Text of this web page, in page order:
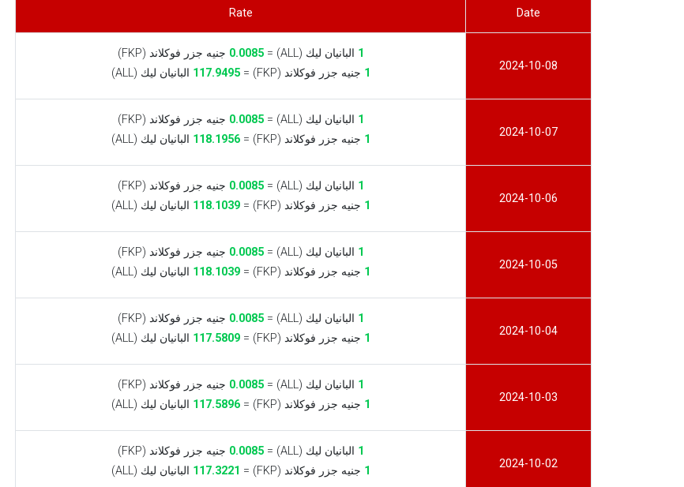
Date
Rate
2024-10-08
1 البانيان ليك (ALL) = 0.0085 جنيه جزر فوكلاند (FKP)
1 جنيه جزر فوكلاند (FKP) = 117.9495 البانيان ليك (ALL)
2024-10-07
1 البانيان ليك (ALL) = 0.0085 جنيه جزر فوكلاند (FKP)
1 جنيه جزر فوكلاند (FKP) = 118.1956 البانيان ليك (ALL)
2024-10-06
1 البانيان ليك (ALL) = 0.0085 جنيه جزر فوكلاند (FKP)
1 جنيه جزر فوكلاند (FKP) = 118.1039 البانيان ليك (ALL)
2024-10-05
1 البانيان ليك (ALL) = 0.0085 جنيه جزر فوكلاند (FKP)
1 جنيه جزر فوكلاند (FKP) = 118.1039 البانيان ليك (ALL)
2024-10-04
1 البانيان ليك (ALL) = 0.0085 جنيه جزر فوكلاند (FKP)
1 جنيه جزر فوكلاند (FKP) = 117.5809 البانيان ليك (ALL)
2024-10-03
1 البانيان ليك (ALL) = 0.0085 جنيه جزر فوكلاند (FKP)
1 جنيه جزر فوكلاند (FKP) = 117.5896 البانيان ليك (ALL)
2024-10-02
1 البانيان ليك (ALL) = 0.0085 جنيه جزر فوكلاند (FKP)
1 جنيه جزر فوكلاند (FKP) = 117.3221 البانيان ليك (ALL)